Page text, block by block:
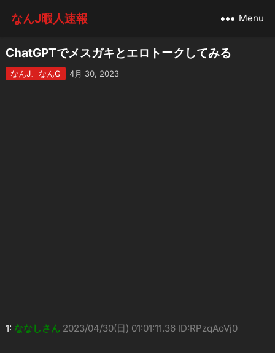
なんJ暇人速報 Menu
ChatGPTでメスガキとエロトークしてみる
なんJ、なんG 4月 30, 2023
1: ななしさん 2023/04/30(日) 01:01:11.36 ID:RPzqAoVj0